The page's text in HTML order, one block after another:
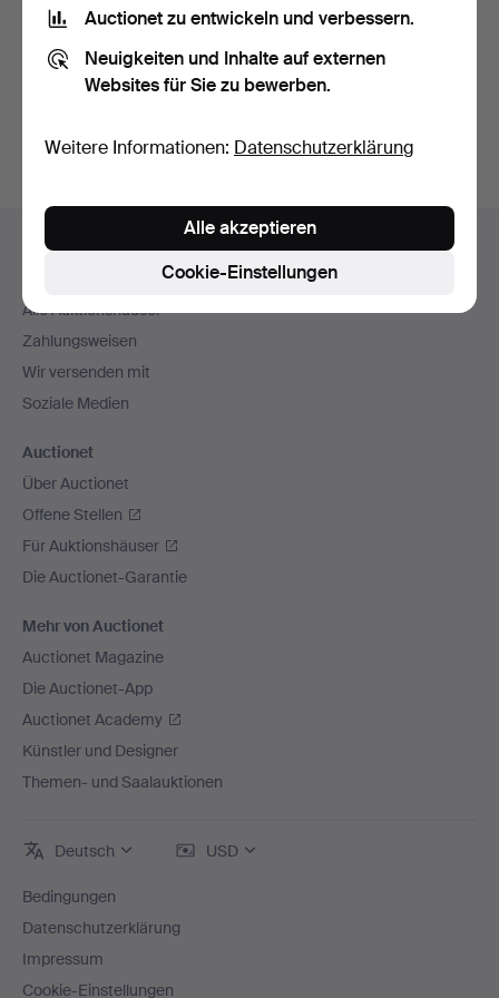
Datenschutzerklärungzur Kenntnis genommen habe.
Konto erstellen
Navigation
Hilfe und Kontakt
Kontakt mit dem Support aufnehmen
Alle Auktionshäuser
Zahlungsweisen
Wir versenden mit
Soziale Medien
Auctionet
Über Auctionet
Offene Stellen
Für Auktionshäuser
Die Auctionet-Garantie
Mehr von Auctionet
Auctionet Magazine
Die Auctionet-App
Auctionet Academy
Künstler und Designer
Themen- und Saalauktionen
Deutsch USD
Bedingungen
Datenschutzerklärung
Impressum
Cookie-Einstellungen
Auctionet zu entwickeln und verbessern.
Neuigkeiten und Inhalte auf externen
Websites für Sie zu bewerben.
Weitere Informationen: Datenschutzerklärung
Cookie-Einstellungen
Alle akzeptieren